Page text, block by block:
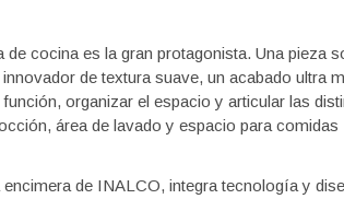
de cocina es la gran protagonista. Una pieza
de textura suave, un acabado ultra
organizar el espacio y articular las
área de lavado y espacio para comidas
de INALCO, integra tecnología y